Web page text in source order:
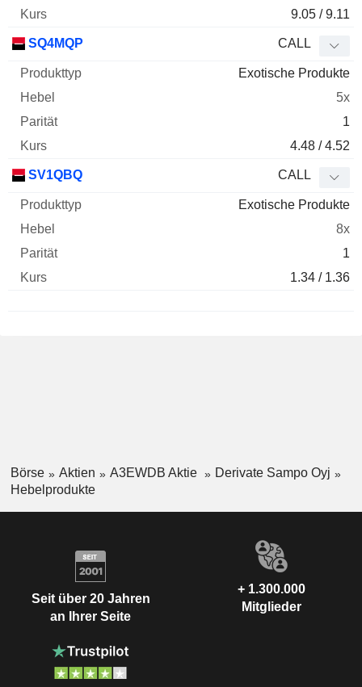
9.05 / 9.11
SQ4MQP CALL
Exotische Produkte
5x
1
4.48 / 4.52
SV1QBQ CALL
Exotische Produkte
8x
1
1.34 / 1.36
Börse Aktien A3EWDB Aktie
Derivate Sampo Oyj
Hebelprodukte
Seit über 20 Jahren
an Ihrer Seite
+ 1.300.000
Mitglieder